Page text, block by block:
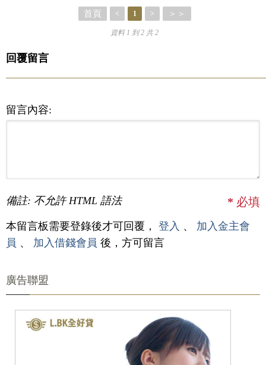
首頁 < 1 > ＞＞
資料 1 到 2 共 2
回覆留言
留言內容:
備註: 不允許 HTML 語法 * 必填
本留言板需要登錄後才可回覆， 登入 、 加入金主會
員 、 加入借錢會員 後，方可留言
廣告聯盟